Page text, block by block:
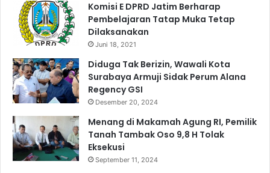
Komisi E DPRD Jatim Berharap
Pembelajaran Tatap Muka Tetap
Dilaksanakan
Juni 18, 2021
Diduga Tak Berizin, Wawali Kota
Surabaya Armuji Sidak Perum Alana
Regency GSI
Desember 20, 2024
Menang di Makamah Agung RI, Pemilik
Tanah Tambak Oso 9,8 H Tolak
Eksekusi
September 11, 2024